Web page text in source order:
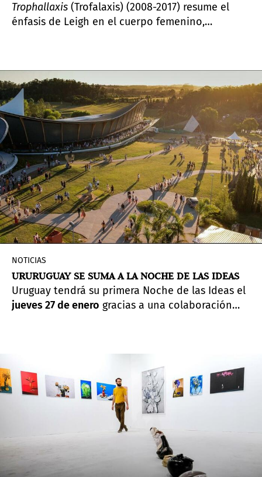
Trophallaxis (Trofalaxis) (2008-2017) resume el
énfasis de Leigh en el cuerpo femenino,
primera vez que se muestra este trabajo desde
que fue adquirido para el museo en 2018 con
fondos proporcionados por el Consejo de
Coleccionistas del PAMM.
NOTICIAS
URURUGUAY SE SUMA A LA NOCHE DE LAS IDEAS
Uruguay tendrá su primera Noche de las Ideas el
jueves 27 de enero gracias a una colaboración